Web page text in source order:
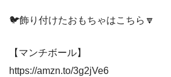
🐦飾り付けたおもちゃはこちら🔽
【マンチボール】
https://amzn.to/3g2jVe6